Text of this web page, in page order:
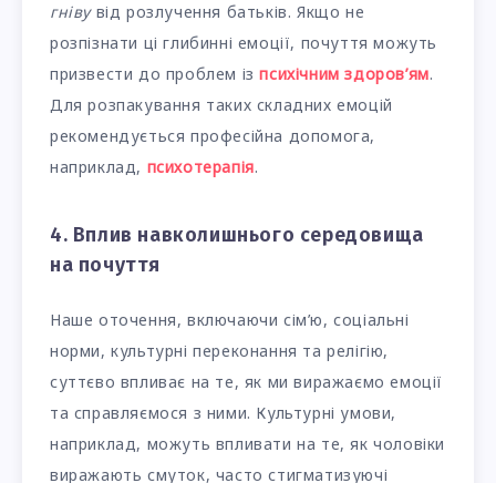
гнівувід розлучення батьків. Якщо не
розпізнати ці глибинні емоції, почуття можуть
призвести до проблем ізпсихічним здоров’ям.
Для розпакування таких складних емоцій
рекомендується професійна допомога,
наприклад, психотерапія.
4. Вплив навколишнього середовища
на почуття
Наше оточення, включаючи сім’ю, соціальні
норми, культурні переконання та релігію,
суттєво впливає на те, як ми виражаємо емоції
та справляємося з ними. Культурні умови,
наприклад, можуть впливати на те, як чоловіки
виражають смуток, часто стигматизуючі